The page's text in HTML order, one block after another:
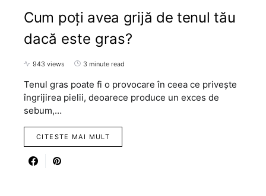
Cum poți avea grijă de tenul tău
dacă este gras?
943 views 3 minute read
Tenul gras poate fi o provocare în ceea ce privește
îngrijirea pielii, deoarece produce un exces de
sebum,…
CITESTE MAI MULT